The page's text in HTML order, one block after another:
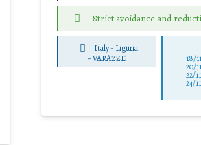
Strict avoidance and
Italy - Liguria
-VARAZZE 18/
20/
22/
24/